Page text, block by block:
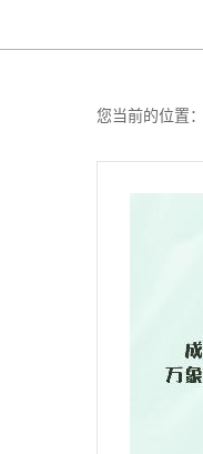
您当前的位置：